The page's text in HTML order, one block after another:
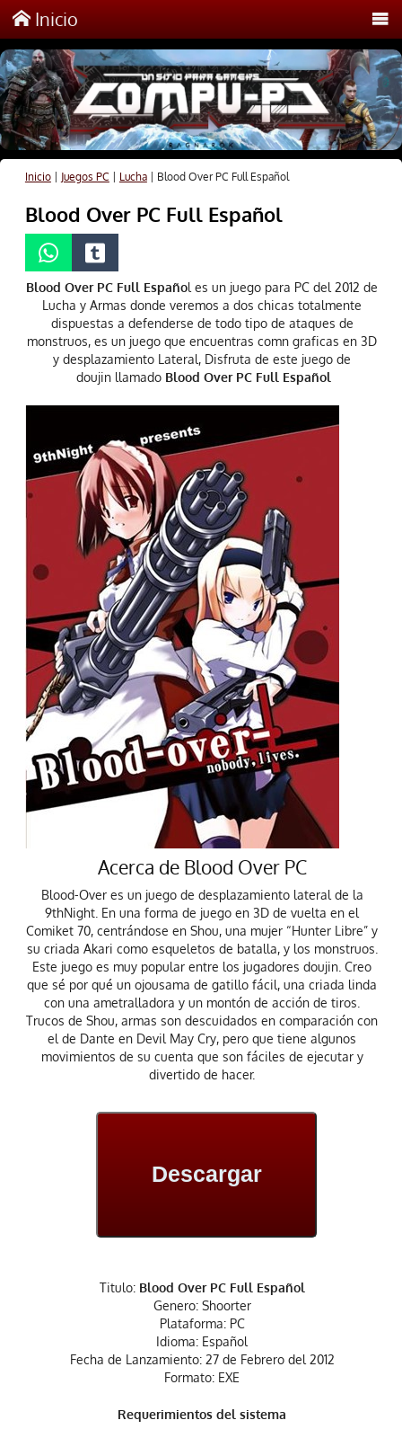
Inicio
Inicio| Juegos PC Lucha| Blood Over PC Full Español
Blood Over PC Full Español
Blood Over PC Full Español es un juego para PC del 2012 de
Lucha y Armas donde veremos a dos chicas totalmente
dispuestas a defenderse de todo tipo de ataques de
monstruos, es un juego que encuentras comn graficas en 3D
y desplazamiento Lateral, Disfruta de este juego de
doujin llamado Blood Over PC Full Español
Acerca de Blood Over PC
Blood-Over es un juego de desplazamiento lateral de la
9thNight. En una forma de juego en 3D de vuelta en el
Comiket 70, centrándose en Shou, una mujer “Hunter Libre” y
su criada Akari como esqueletos de batalla, y los monstruos.
Este juego es muy popular entre los jugadores doujin. Creo
que sé por qué un ojousama de gatillo fácil, una criada linda
con una ametralladora y un montón de acción de tiros.
Trucos de Shou, armas son descuidados en comparación con
el de Dante en Devil May Cry, pero que tiene algunos
movimientos de su cuenta que son fáciles de ejecutar y
divertido de hacer.
Descargar
Titulo:Blood Over PC Full Español
Genero: Shoorter
Plataforma: PC
Idioma: Español
Fecha de Lanzamiento: 27 de Febrero del 2012
Formato: EXE
Requerimientos del sistema